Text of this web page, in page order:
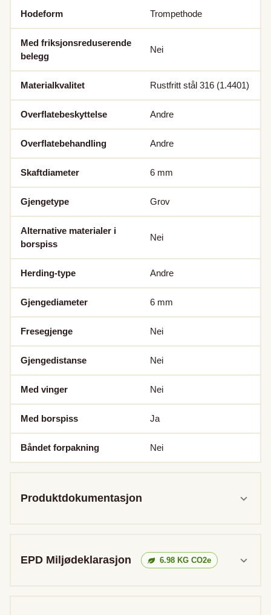
Hodeform Trompethode
Med friksjonsreduserende
belegg
Nei
Materialkvalitet Rustfritt stål 316 (1.4401)
Overflatebeskyttelse Andre
Overflatebehandling Andre
Skaftdiameter 6 mm
Gjengetype Grov
Alternative materialer i
borspiss
Nei
Herding-type Andre
Gjengediameter 6 mm
Fresegjenge Nei
Gjengedistanse Nei
Med vinger Nei
Med borspiss Ja
Båndet forpakning Nei
Produktdokumentasjon
EPD Miljødeklarasjon 6.98 KG CO2e